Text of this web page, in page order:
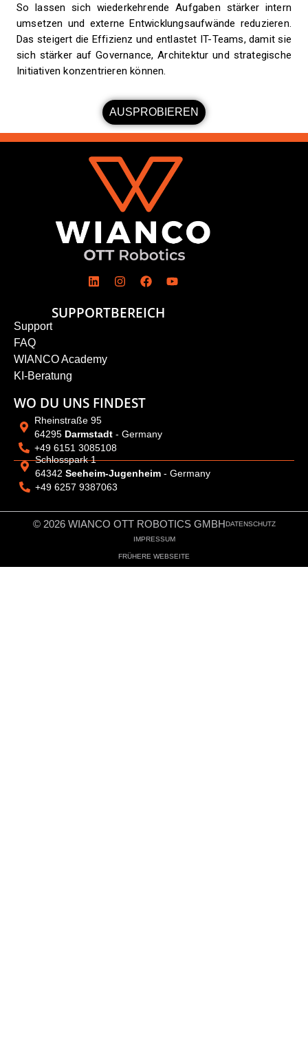
So lassen sich wiederkehrende Aufgaben stärker intern
umsetzen und externe Entwicklungsaufwände reduzieren.
Das steigert die Effizienz und entlastet IT-Teams, damit sie
sich stärker auf Governance, Architektur und strategische
Initiativen konzentrieren können.
AUSPROBIEREN
SUPPORTBEREICH
Support
FAQ
WIANCO Academy
KI-Beratung
WO DU UNS FINDEST
Rheinstraße 95
64295 Darmstadt - Germany
+49 6151 3085108
Schlosspark 1
64342 Seeheim-Jugenheim - Germany
+49 6257 9387063
© 2026 WIANCO OTT ROBOTICS GMBHDATENSCHUTZ
IMPRESSUM
FRÜHERE WEBSEITE